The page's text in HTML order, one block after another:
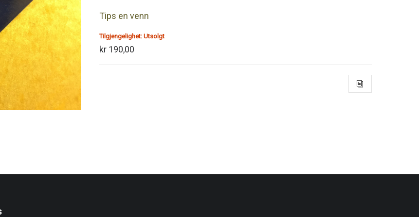
Tips en venn
Tilgjengelighet: Utsolgt
kr 190,00